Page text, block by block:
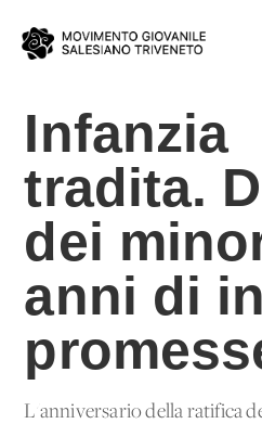
Infanzia
tradita.
dei
anni di
L'anniversario della ratifica